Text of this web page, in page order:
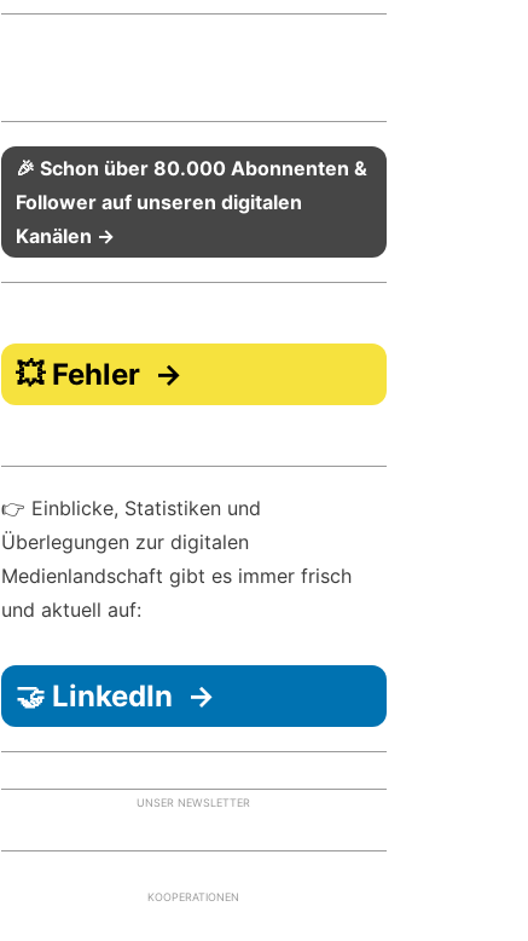
🎉 Schon über 80.000 Abonnenten &
Follower auf unseren digitalen
Kanälen →
💥 Fehler →
👉 Einblicke, Statistiken und
Überlegungen zur digitalen
Medienlandschaft gibt es immer frisch
und aktuell auf:
🤝 LinkedIn →
UNSER NEWSLETTER
KOOPERATIONEN